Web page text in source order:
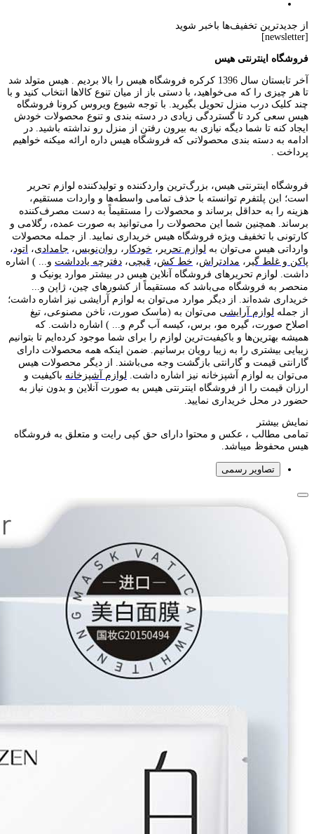
از جدیدترین تخفیف‌ها باخبر شوید
[newsletter]
فروشگاه اینترنتی هیس
آخر تابستان سال 1396 کرکره فروشگاه هیس را بالا بردیم . هیس متولد شد
تا هر چیزی را که می‌خواهید، با دستی باز از میان تنوع کالاها انتخاب کنید و با
چند کلیک درب منزل تحویل بگیرید. با توجه شیوع ویروس کرونا فروشگاه
هیس سعی کرد تا گستردگی زیادی در دسته بندی و تنوع محصولات خودش
ایجاد کنه تا شما دیگه نیازی به بیرون رفتن از منزل رو نداشته باشید. در
ادامه به دسته بندی محصولاتی که فروشگاه هیس داره ارائه میکنه خواهیم
پرداخت .
فروشگاه اینترنتی هیس، بزرگ‌ترین وارد‌کننده و تولید‌کننده لوازم تحریر
است؛ این پلتفرم توانسته با حذف تمامی واسطه‌ها و واردات مستقیم،
هزینه را به حداقل برساند و محصولات را مستقیماً به دست مصرف‌کننده
برساند. همچنین شما این محصولات را می‌توانید به صورت عمده، رگلامی و
کارتونی با تخفیف ویژه فروشگاه هیس خریداری نمایید. از جمله محصولات
وارداتی هیس می‌توان به لوازم تحریر ، خودکار ، روان‌نویس، جامدادی، اتود،
پاکن و غلط گیر ، مدادتراش، خط کش، قیچی، دفترچه یادداشت و... ) اشاره
داشت. لوازم تحریر‌های فروشگاه آنلاین هیس در بیشتر موارد یونیک و
منحصر به فروشگاه می‌باشد که مستقیماً از کشور‌های چین، ژاپن و...
خریداری شده‌اند. از دیگر موارد می‌توان به لوازم آرایشی نیز اشاره داشت؛
از جمله لوازم آرایشی می‌توان به (ماسک صورت، ناخن مصنوعی، تیغ
اصلاح صورت، گیره مو، برس، کیسه آب گرم و... ) اشاره داشت. که
همیشه بهترین‌ها و باکیفیت‌ترین لوازم را برای شما موجود کرده‌ایم تا بتوانیم
زیبایی بیشتری را به زیبا رویان برسانیم. ضمن اینکه همه محصولات دارای
گارانتی قیمت و گارانتی بازگشت وجه می‌باشند. از دیگر محصولات هیس
می‌توان به لوازم آشپزخانه نیز اشاره داشت. لوازم آشپزخانه باکیفیت و
ارزان قیمت را از فروشگاه اینترنتی هیس به صورت آنلاین و بدون نیاز به
حضور در محل خریداری نمایید.
نمایش بیشتر
تمامی مطالب ، عکس و محتوا دارای حق کپی رایت و متعلق به فروشگاه
هیس محفوظ میباشد.
تصاویر رسمی